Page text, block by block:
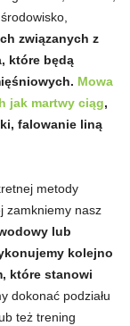
związanych z
które będą
Mowa
jak martwy ciąg,
falowanie liną
metody
zamkniemy nasz
lub
kolejno
które stanowi
dokonać podziału
też trening